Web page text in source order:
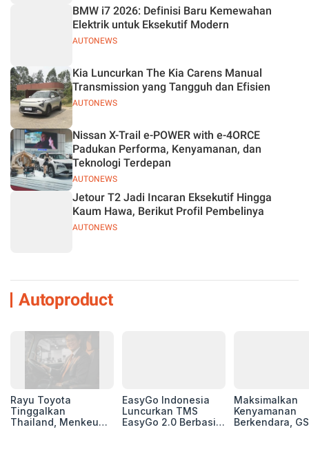
AUTONEWS
BMW i7 2026: Definisi Baru Kemewahan
Elektrik untuk Eksekutif Modern
AUTONEWS
Kia Luncurkan The Kia Carens Manual
Transmission yang Tangguh dan Efisien
AUTONEWS
Nissan X-Trail e-POWER with e-4ORCE
Padukan Performa, Kenyamanan, dan
Teknologi Terdepan
AUTONEWS
Jetour T2 Jadi Incaran Eksekutif Hingga
Kaum Hawa, Berikut Profil Pembelinya
Autoproduct
Rayu Toyota
Tinggalkan
Thailand, Menkeu
EasyGo Indonesia
Luncurkan TMS
EasyGo 2.0 Berbasis
Maksimalkan
Kenyamanan
Berkendara,